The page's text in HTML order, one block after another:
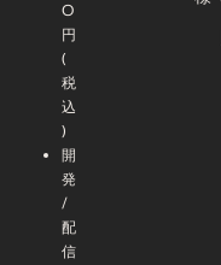
0
円
(
税
込
)
開
発
/
配
信